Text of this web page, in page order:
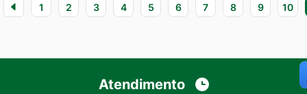
1 2 3 4 5 6 7 8 9 10
Atendimento